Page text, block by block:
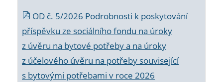
OD č. 5/2026 Podrobnosti k poskytování
příspěvku ze sociálního fondu na úroky
z úvěru na bytové potřeby a na úroky
z účelového úvěru na potřeby související
s bytovými potřebami v roce 2026